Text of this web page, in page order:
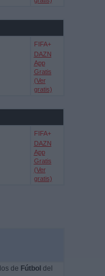
FIFA+
DAZN
App
Gratis
(Ver
gratis)
FIFA+
DAZN
App
Gratis
(Ver
gratis)
de Fútbol del